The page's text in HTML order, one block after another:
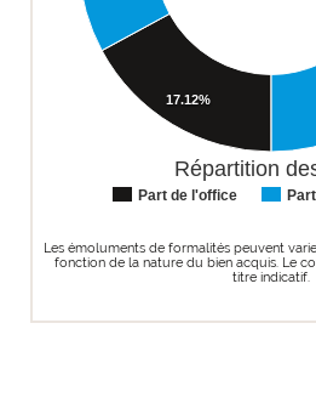
Répartition
Part de l'office
17.12%
Les émoluments de formalités peuvent
fonction de la nature du bien acquis. Le
titre indicatif.